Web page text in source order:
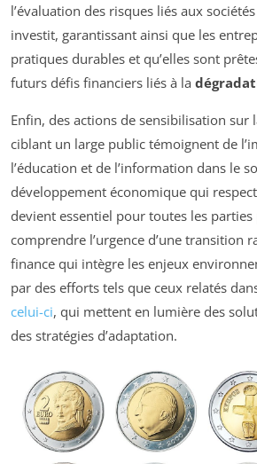
l’évaluation des risques liés aux
investit, garantissant ainsi que les
pratiques durables et qu’elles sont
futurs défis financiers liés à la
Enfin, des actions de sensibilisation sur
ciblant un large public témoignent de
l’éducation et de l’information dans le
développement économique qui
devient essentiel pour toutes les parties
comprendre l’urgence d’une transition
finance qui intègre les enjeux
par des efforts tels que ceux relatés
celui-ci, qui mettent en lumière des
des stratégies d’adaptation.